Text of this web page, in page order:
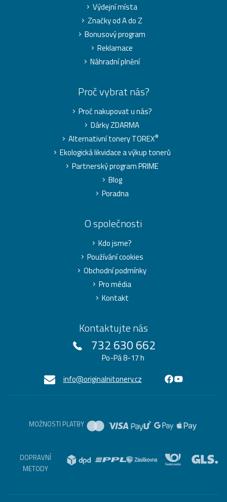
Výdejní místa
Značky od A do Z
Bonusový program
Reklamace
Náhradní plnění
Proč vybrat nás?
Proč nakupovat u nás?
Dárky ZDARMA
Alternativní tonery TOREX®
Ekologická likvidace a výkup tonerů
Partnerský program PRIME
Blog
Poradna
O společnosti
Kdo jsme?
Používání cookies
Obchodní podmínky
Pro média
Kontakt
Kontaktujte nás
732 630 662
Po-Pá 8-17 h
info@originalnitonery.cz
MOŽNOSTI PLATBY
DOPRAVNÍ
METODY